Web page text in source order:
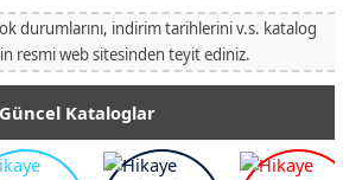
durumlarını, indirim tarihlerini v.s. katalog
resmi web sitesinden teyit ediniz.
Güncel Kataloglar